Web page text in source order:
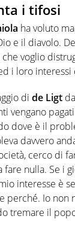
i tifosi
ha voluto
e il diavolo.
voglio
i loro interessi
di de Ligt
vengano
dove è il
davvero
cerco di
nulla. Se i
interesse è
perché. Io non
tremare il